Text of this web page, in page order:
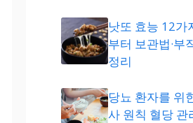
낫또 효능 12가
부터 보관법·부
정리
당뇨 환자를 위
사 원칙 혈당 관